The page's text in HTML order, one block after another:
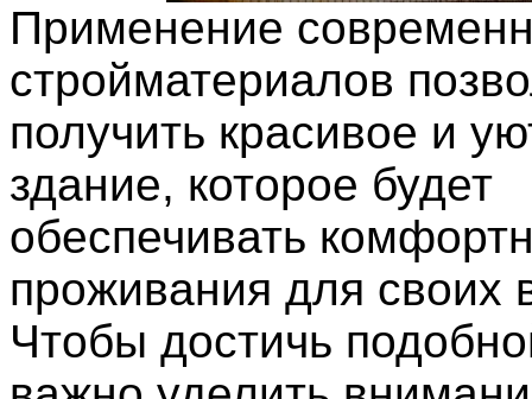
Применение
стройматериалов
получить красивое и
здание, которое будет
обеспечивать
проживания для своих
Чтобы достичь